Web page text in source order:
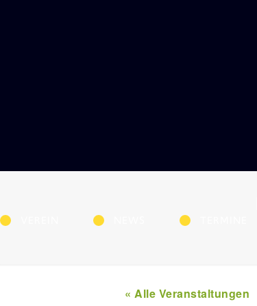
« Alle Veranstaltungen